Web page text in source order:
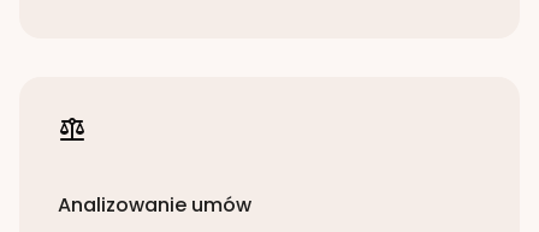
Analizowanie umów